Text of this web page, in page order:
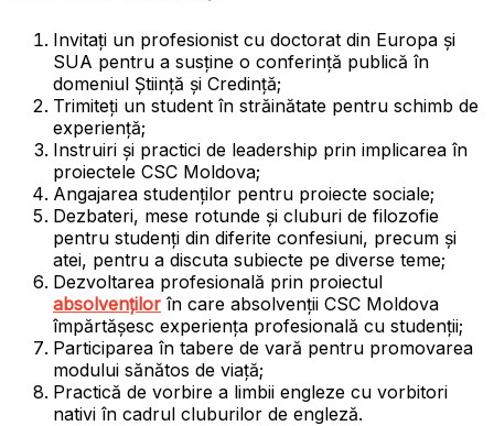
Invitați un profesionist cu doctorat din Europa și
SUA pentru a susține o conferință publică în
domeniul Știință și Credință;
Trimiteți un student în străinătate pentru schimb de
experiență;
Instruiri și practici de leadership prin implicarea în
proiectele CSC Moldova;
Angajarea studenților pentru proiecte sociale;
Dezbateri, mese rotunde și cluburi de filozofie
pentru studenți din diferite confesiuni, precum și
atei, pentru a discuta subiecte pe diverse teme;
Dezvoltarea profesională prin proiectul
absolvenților în care absolvenții CSC Moldova
împărtășesc experiența profesională cu studenții;
Participarea în tabere de vară pentru promovarea
modului sănătos de viață;
Practică de vorbire a limbii engleze cu vorbitori
nativi în cadrul cluburilor de engleză.